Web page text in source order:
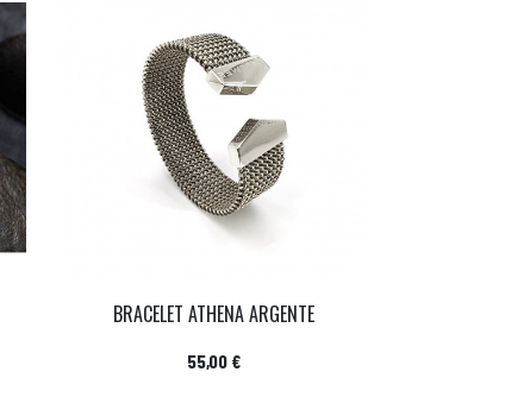
BRACELET ATHENA ARGENTE
Prix
55,00 €